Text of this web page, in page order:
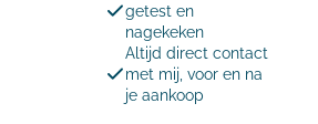
getest en
nagekeken
Altijd direct contact
met mij, voor en na
je aankoop